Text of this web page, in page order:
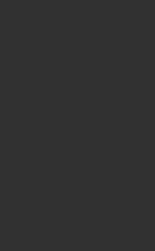
posti di residenza
di avere
ha come scopo